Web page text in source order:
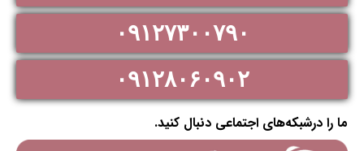
۰۹۱۲۷۳۰۰۷۹۰
۰۹۱۲۸۰۶۰۹۰۲
ما را درشبکه‌های اجتماعی دنبال کنید.